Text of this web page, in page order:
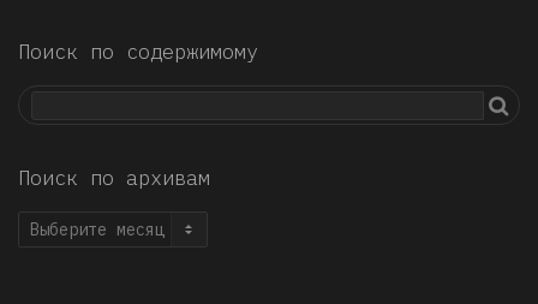
Поиск по содержимому
Поиск по архивам
Поиск